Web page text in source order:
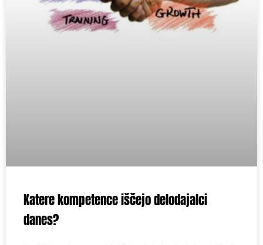
Katere kompetence iščejo delodajalci
danes?